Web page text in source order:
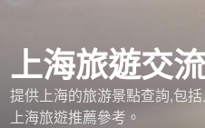
上海旅遊交
提供上海的旅游景點查詢,包
上海旅遊推薦參考。